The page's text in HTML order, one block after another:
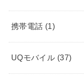
携帯電話 (1)
UQモバイル (37)